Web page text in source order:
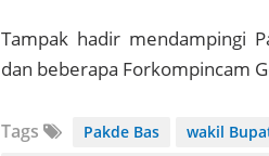
Tampak hadir mendampingi
dan beberapa Forkompincam
Tags Pakde Bas
wakil